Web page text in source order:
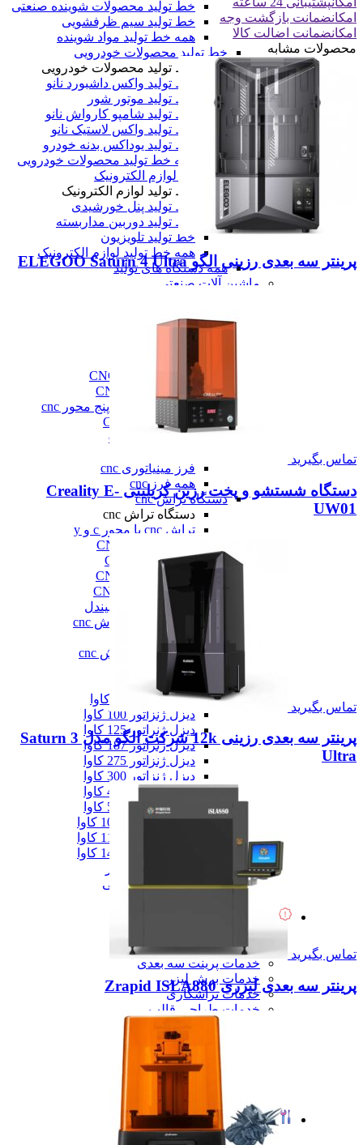
خط تولید محصولات شوینده صنعتی
خط تولید سیم ظرفشویی
همه خط تولید مواد شوینده
خط تولید محصولات خودرویی
خط تولید محصولات خودرویی
خط تولید واکس داشبورد نانو
خط تولید موتور شور
خط تولید شامپو کارواش نانو
خط تولید واکس لاستیک نانو
خط تولید یوداکس بدنه خودرو
همه خط تولید محصولات خودرویی
خط تولید لوازم الکترونیک
خط تولید لوازم الکترونیک
خط تولید پنل خورشیدی
خط تولید دوربین مداربسته
خط تولید تلویزیون
همه خط تولید لوازم الکترونیک
همه دستگاه های تولید
ماشین آلات صنعتی
فرز cnc
فرز بورینگ cnc
فرز دروازه ای CNC
فرز دنده زنی CNC
فرز سه، چهار و پنج محور cnc
فرز عمودی CNC
فرز معمولی cnc
فرز مینیاتوری cnc
همه فرز cnc
دستگاه تراش cnc
دستگاه تراش cnc
تراش cnc با محور c و y
تراش افقی CNC
تراش سنگین CNC
تراش عمودی CNC
تراش مولتی اسپیندل
دستگاه طول تراش cnc
سری تراش cnc
همه دستگاه تراش cnc
دیزل ژنراتور
دیزل ژنراتور
دیزل ژنراتور 62 کاوا
دیزل ژنزاتور 100 کاوا
دیزل ژنراتور 125 کاوا
دیزل ژنراتور 187 کاوا
دیزل ژنزاتور 275 کاوا
دیزل ژنزاتور 300 کاوا
دیزل ژنزاتور 400 کاوا
دیزل ژنزاتور 550 کاوا
دیزل ژنزاتور 1000 کاوا
همه ماشین آلات صنعتی
خدمات
خدمات CNC
خدمات پرینت سه بعدی
خدمات برش لیزر
خدمات تراشکاری
خدمات طراحی قالب
خدمات اسکن 3 بعدی
خدمات تزریق پلاستیک
خدمات فرزکاری
خدمات واترجت
خدمات خم کاری
همه خدمات
تعمیرات
تعمیرات
امکانضمانت بازگشت وجه
امکانضمانت اضالت کالا
محصولات مشابه
پرینتر سه بعدی رزینی الگو ELEGOO Saturn 4 Ultra
تماس بگیرید
دستگاه شستشو و پخت رزین کریلیتی Creality E-
UW01
تماس بگیرید
پرینتر سه بعدی رزینی 12k شرکت الگو مدل Saturn 3
Ultra
تماس بگیرید
پرینتر سه بعدی لیزری Zrapid ISLA880